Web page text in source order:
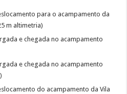
para o acampamento da
m altimetria)
e chegada no acampamento
e chegada no acampamento
do acampamento da Vila